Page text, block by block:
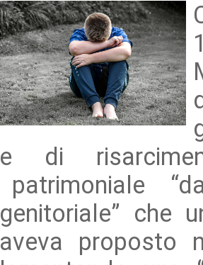
e di
patrimoniale
genitoriale” che
aveva proposto